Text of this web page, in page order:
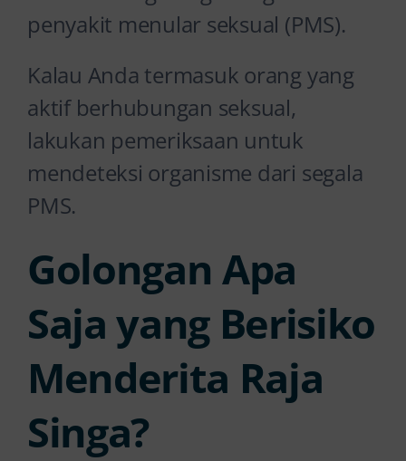
penyakit menular seksual (PMS).
Kalau Anda termasuk orang yang
aktif berhubungan seksual,
lakukan pemeriksaan untuk
mendeteksi organisme dari segala
PMS.
Golongan Apa
Saja yang Berisiko
Menderita Raja
Singa?